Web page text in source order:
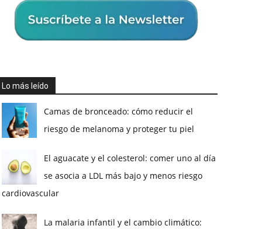
Lo más leído
Camas de bronceado: cómo reducir el
riesgo de melanoma y proteger tu piel
El aguacate y el colesterol: comer uno al día
se asocia a LDL más bajo y menos riesgo
cardiovascular
La malaria infantil y el cambio climático: